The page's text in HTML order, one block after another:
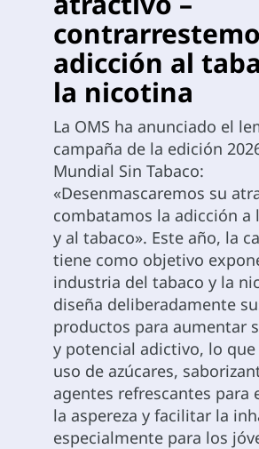
adicción al
la nicotina
La OMS ha anunciado el
campaña de la edición
Mundial Sin Tabaco:
«Desenmascaremos su
combatamos la adicción a
y al tabaco». Este año, la
tiene como objetivo
industria del tabaco y la
diseña deliberadamente
productos para aumentar
y potencial adictivo, lo que
uso de azúcares,
agentes refrescantes para
la aspereza y facilitar la
especialmente para los